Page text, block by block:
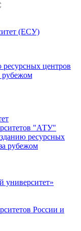
(ЕСУ)
центров
рубежом
"АТУ"
ресурсных
рубежом
университет»
России и